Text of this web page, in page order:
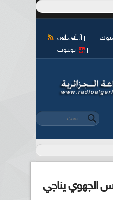
آر أس أس
يوتيوب
استمارة البحث
‏بحث ‏
الجهوي يناجي